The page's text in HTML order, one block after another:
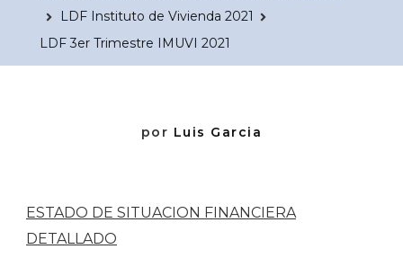
LDF Instituto de Vivienda 2021
LDF 3er Trimestre IMUVI 2021
por Luis Garcia
ESTADO DE SITUACION FINANCIERA
DETALLADO